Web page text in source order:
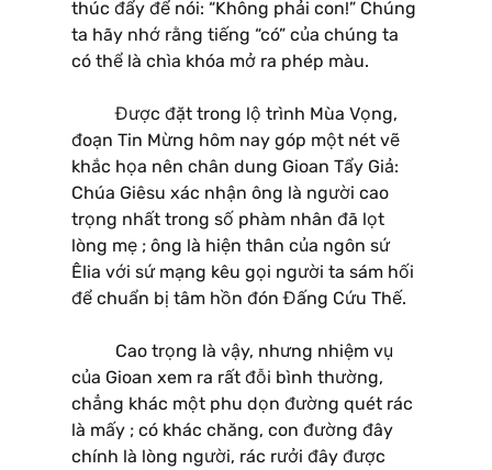
thúc đẩy để nói: “Không phải con!” Chúng
ta hãy nhớ rằng tiếng “có” của chúng ta
có thể là chìa khóa mở ra phép màu.
Được đặt trong lộ trình Mùa Vọng,
đoạn Tin Mừng hôm nay góp một nét vẽ
khắc họa nên chân dung Gioan Tẩy Giả:
Chúa Giêsu xác nhận ông là người cao
trọng nhất trong số phàm nhân đã lọt
lòng mẹ ; ông là hiện thân của ngôn sứ
Êlia với sứ mạng kêu gọi người ta sám hối
để chuẩn bị tâm hồn đón Đấng Cứu Thế.
Cao trọng là vậy, nhưng nhiệm vụ
của Gioan xem ra rất đỗi bình thường,
chẳng khác một phu dọn đường quét rác
là mấy ; có khác chăng, con đường đây
chính là lòng người, rác rưởi đây được